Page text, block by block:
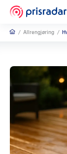
/ Allrengjøring /